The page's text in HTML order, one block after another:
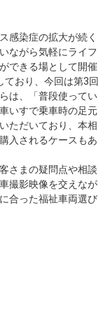
感染症の拡大が続く
ながら気軽にライフ
できる場として開催
ており、今回は第3回
は、「普段使ってい
いすで乗車時の足元
ただいており、本相
入されるケースもあ
さまの疑問点や相談
撮影映像を交えなが
合った福祉車両選び